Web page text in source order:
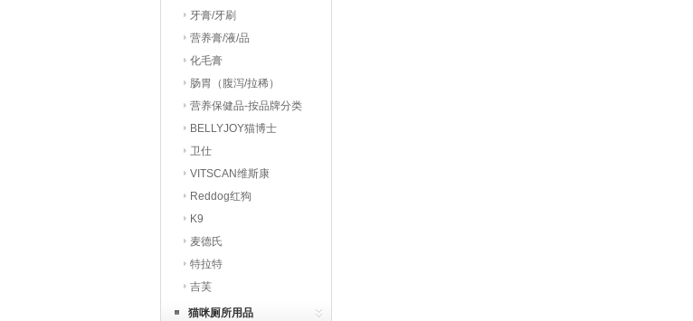
牙膏/牙刷
营养膏/液/品
化毛膏
肠胃（腹泻/拉稀）
营养保健品-按品牌分类
BELLYJOY猫博士
卫仕
VITSCAN维斯康
Reddog红狗
K9
麦德氏
特拉特
吉芙
猫咪厕所用品